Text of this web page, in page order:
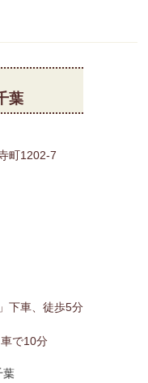
葉
町1202-7
下車、徒歩5分
で10分